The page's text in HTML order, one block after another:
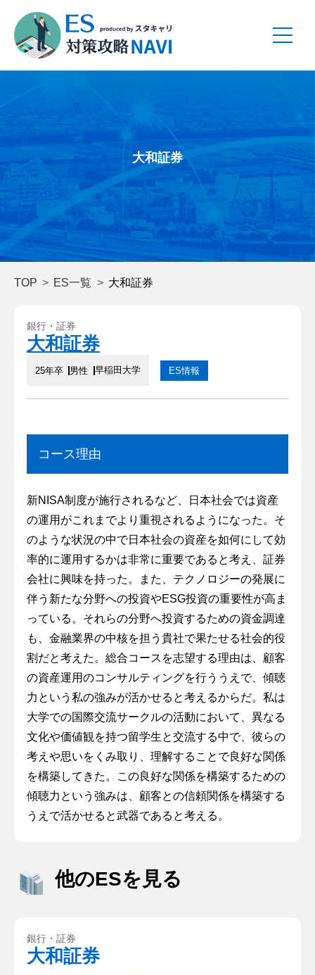
大和証券
TOP ES一覧 大和証券
銀行・証券
大和証券
25年卒 男性 早稲田大学 ES情報
コース理由
新NISA制度が施行されるなど、日本社会では資産
の運用がこれまでより重視されるようになった。そ
のような状況の中で日本社会の資産を如何にして効
率的に運用するかは非常に重要であると考え、証券
会社に興味を持った。また、テクノロジーの発展に
伴う新たな分野への投資やESG投資の重要性が高ま
っている。それらの分野へ投資するための資金調達
も、金融業界の中核を担う貴社で果たせる社会的役
割だと考えた。総合コースを志望する理由は、顧客
の資産運用のコンサルティングを行ううえで、傾聴
力という私の強みが活かせると考えるからだ。私は
大学での国際交流サークルの活動において、異なる
文化や価値観を持つ留学生と交流する中で、彼らの
考えや思いをくみ取り、理解することで良好な関係
を構築してきた。この良好な関係を構築するための
傾聴力という強みは、顧客との信頼関係を構築する
うえで活かせると武器であると考える。
他のESを見る
銀行・証券
大和証券